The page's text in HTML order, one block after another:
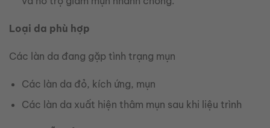
Loại da phù hợp
Các làn da đang gặp tình trạng mụn
Các làn da đỏ, kích ứng, mụn
Các làn da xuất hiện thâm mụn sau khi liệu trình